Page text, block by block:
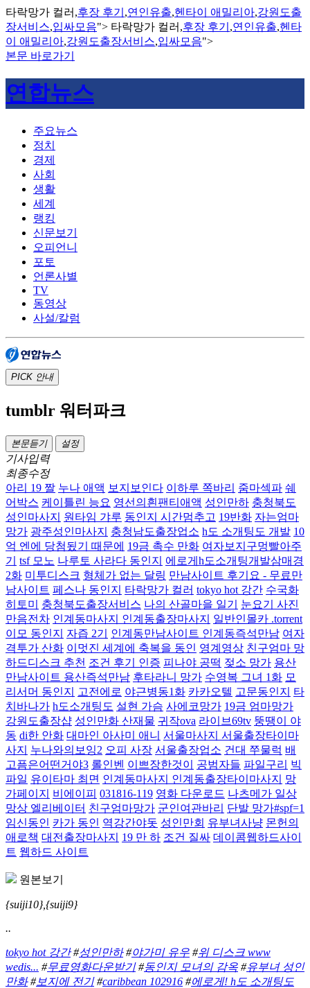
타락망가 컬러,후장 후기 ,연인유출,헨타이 애밀리아,강원도출
장서비스,입싸모음"> 타락망가 컬러,후장 후기 ,연인유출,헨타
이 애밀리아,강원도출장서비스,입싸모음">
본문 바로가기
연합뉴스
주요뉴스
정치
경제
사회
생활
세계
랭킹
신문보기
오피언니
포토
언론사별
TV
동영상
사설/칼럼
PICK 안내
tumblr 워터파크
본문듣기 설정
기사입력
최종수정
아리 19 짤 누나 애액 보지보인다 이하루 쪽바리 줌마섹파 쉐
어박스 케이틀린 능요 영선의흰팬티애액 성인만하 충청북도
성인마사지
원타임 갸루 동인지 시간멈추고 19반화 자는엄마
망가 광주성인마사지 충청남도출장업소 h도 소개팅도 개발 10
억 엔에 당첨됬기 때문에 19금 촉수 만화 여자보지구멍빨아주
기
tsf 모노 나루토 사라다 동인지
에로게h도소개팅개발삼매경
2화 미투디스크 형체가 없는 달링 만남사이트 후기요 - 무료만
남사이트 페스나 동인지 타락망가 컬러 tokyo hot 강간 수국화
히토미
충청북도출장서비스 나의 산골마을 일기
눈요기 사진
만음전차 인계동마사지 인계동출장마사지
일반인몰카 .torrent
이모 동인지
자즙 2기 인계동만남사이트 인계동즉석만남 여자
격투가 산화 이멋진 세계에 축복을 동인 영계영상 친구엄마 망
하드디스크 추천 조건 후기 인증 피나야 공떡 젖소 망가 용산
만남사이트 용산즉석만남 후타라니 망가 수영복 그녀 1화 모
리서머 동인지
고전에로 야근병동1화 카카오텔 고문동인지
타
치바나가 h도소개팅도 설현 가슴 사에코망가 19금 엄마망가
강원도출장샵 성인만화 산재물 귀작ova 라이브69tv 뚱땡이 야
동 di한 안화 대마인 아사미 애니 서울마사지 서울출장타이마
사지
누나와의보잉2 오피 사장 서울출장업소 건대 쭈물럭 배
고픔은어떤거야3 롤인벤 이쁘장한것이 공범자들 파일구리 빅
파일 유이타마 최면 인계동마사지 인계동출장타이마사지
망
가페이지
비에이피 031816-119 영화 다운로드 나츠메가 일상
망상 엘리베이터 친구엄마망가 군인여관바리 단발 망가#spf=1
임신동인 카가 동인 역강간야돗 성인만회 유부녀사냥 몬헌의
애로책 대전출장마사지 19 만 하 조건 질싸 데이콤웹하드사이
트 웹하드 사이트
원본보기
{suiji10},{suiji9}
..
tokyo hot 강간#성인만하#야가미 유우 #위 디스크 www
wedis... #무료영화다운받기#동인지 모녀의 감옥 #유부녀 성인
만화#보지에 전기#caribbean 102916 #에로게! h도 소개팅도